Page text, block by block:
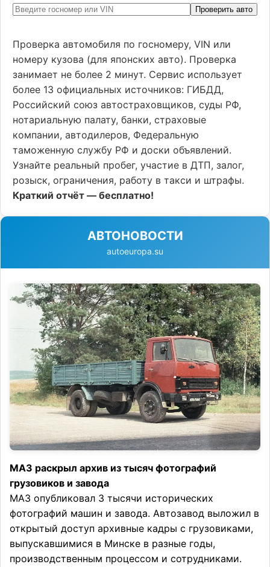
Проверить авто
Проверка автомобиля по госномеру, VIN или
номеру кузова (для японских авто). Проверка
занимает не более 2 минут. Сервис использует
более 13 официальных источников: ГИБДД,
Российский союз автостраховщиков, суды РФ,
нотариальную палату, банки, страховые
компании, автодилеров, Федеральную
таможенную службу РФ и доски объявлений.
Узнайте реальный пробег, участие в ДТП, залог,
розыск, ограничения, работу в такси и штрафы.
Краткий отчёт — бесплатно!
АВТОНОВОСТИ
autoeuropa.su
МАЗ раскрыл архив из тысяч фотографий
грузовиков и завода
МАЗ опубликовал 3 тысячи исторических
фотографий машин и завода. Автозавод выложил в
открытый доступ архивные кадры с грузовиками,
выпускавшимися в Минске в разные годы,
производственным процессом и сотрудниками.